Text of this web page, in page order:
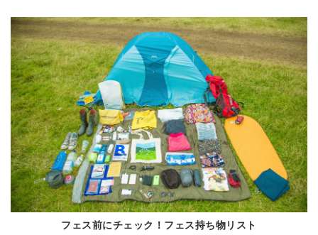
フェス前にチェック！フェス持ち物リスト